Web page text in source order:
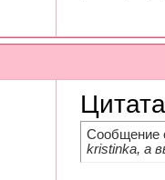
Сообщение
kristinka, а